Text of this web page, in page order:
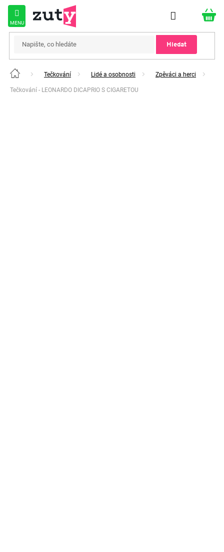
Přejít
obsah
Hledat
Domů Tečkování Lidé a osobnosti Zpěváci a herci
Tečkování - LEONARDO DICAPRIO S CIGARETOU